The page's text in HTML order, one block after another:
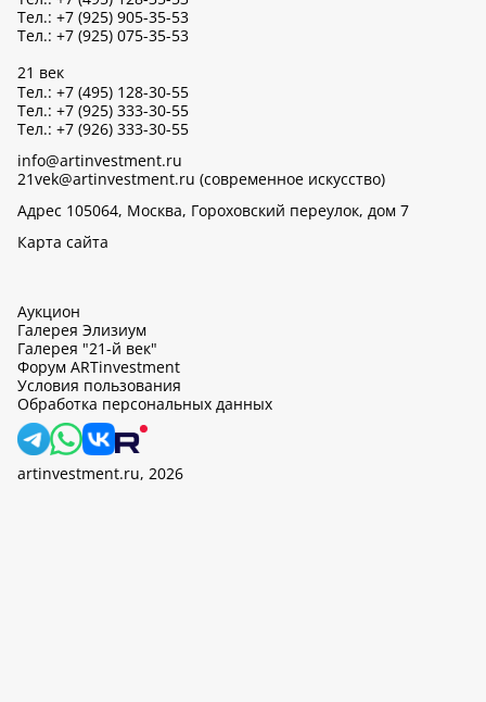
Тел.: +7 (925) 905-35-53
Тел.: +7 (925) 075-35-53
21 век
Тел.: +7 (495) 128-30-55
Тел.: +7 (925) 333-30-55
Тел.: +7 (926) 333-30-55
info@artinvestment.ru
21vek@artinvestment.ru (современное искусство)
Адрес 105064, Москва, Гороховский переулок, дом 7
Карта сайта
Аукцион
Галерея Элизиум
Галерея "21-й век"
Форум ARTinvestment
Условия пользования
Обработка персональных данных
artinvestment.ru, 2026